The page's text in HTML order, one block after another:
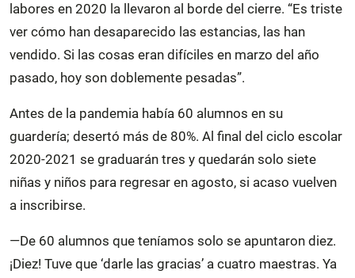
labores en 2020 la llevaron al borde del cierre. “Es triste
ver cómo han desaparecido las estancias, las han
vendido. Si las cosas eran difíciles en marzo del año
pasado, hoy son doblemente pesadas”.
Antes de la pandemia había 60 alumnos en su
guardería; desertó más de 80%. Al final del ciclo escolar
2020-2021 se graduarán tres y quedarán solo siete
niñas y niños para regresar en agosto, si acaso vuelven
a inscribirse.
—De 60 alumnos que teníamos solo se apuntaron diez.
¡Diez! Tuve que ‘darle las gracias’ a cuatro maestras. Ya